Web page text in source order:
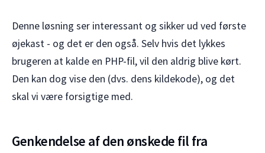
Denne løsning ser interessant og sikker ud ved første
øjekast - og det er den også. Selv hvis det lykkes
brugeren at kalde en PHP-fil, vil den aldrig blive kørt.
Den kan dog vise den (dvs. dens kildekode), og det
skal vi være forsigtige med.
Genkendelse af den ønskede fil fra